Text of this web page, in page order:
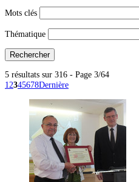
Mots clés
Thématique
5 résultats sur 316 - Page 3/64
12345678Dernière